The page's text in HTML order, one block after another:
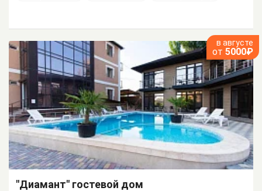
в августе
от 5000₽
"Диамант" гостевой дом